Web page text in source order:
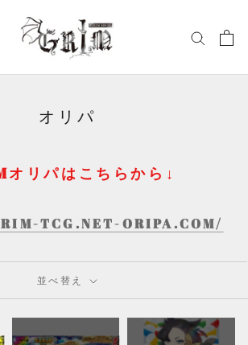
オリパ
オリパはこちらから↓
TCG.NET-ORIPA.COM/
並べ替え